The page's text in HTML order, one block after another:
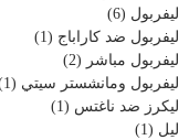
ليفربول (6)
ليفربول ضد كاراباج (1)
ليفربول مباشر (2)
ليفربول ومانشستر سيتي (1)
ليكرز ضد ناغتس (1)
ليل (1)